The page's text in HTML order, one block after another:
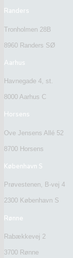
Randers
Tronholmen 28B
8960 Randers SØ
Aarhus
Havnegade 4, st.
8000 Aarhus C
Horsens
Ove Jensens Allé 52
8700 Horsens
København S
Prøvestenen, B-vej 4
2300 København S
Rønne
Rabækkevej 2
3700 Rønne